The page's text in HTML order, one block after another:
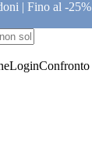
| Fino al -
LoginConfronto